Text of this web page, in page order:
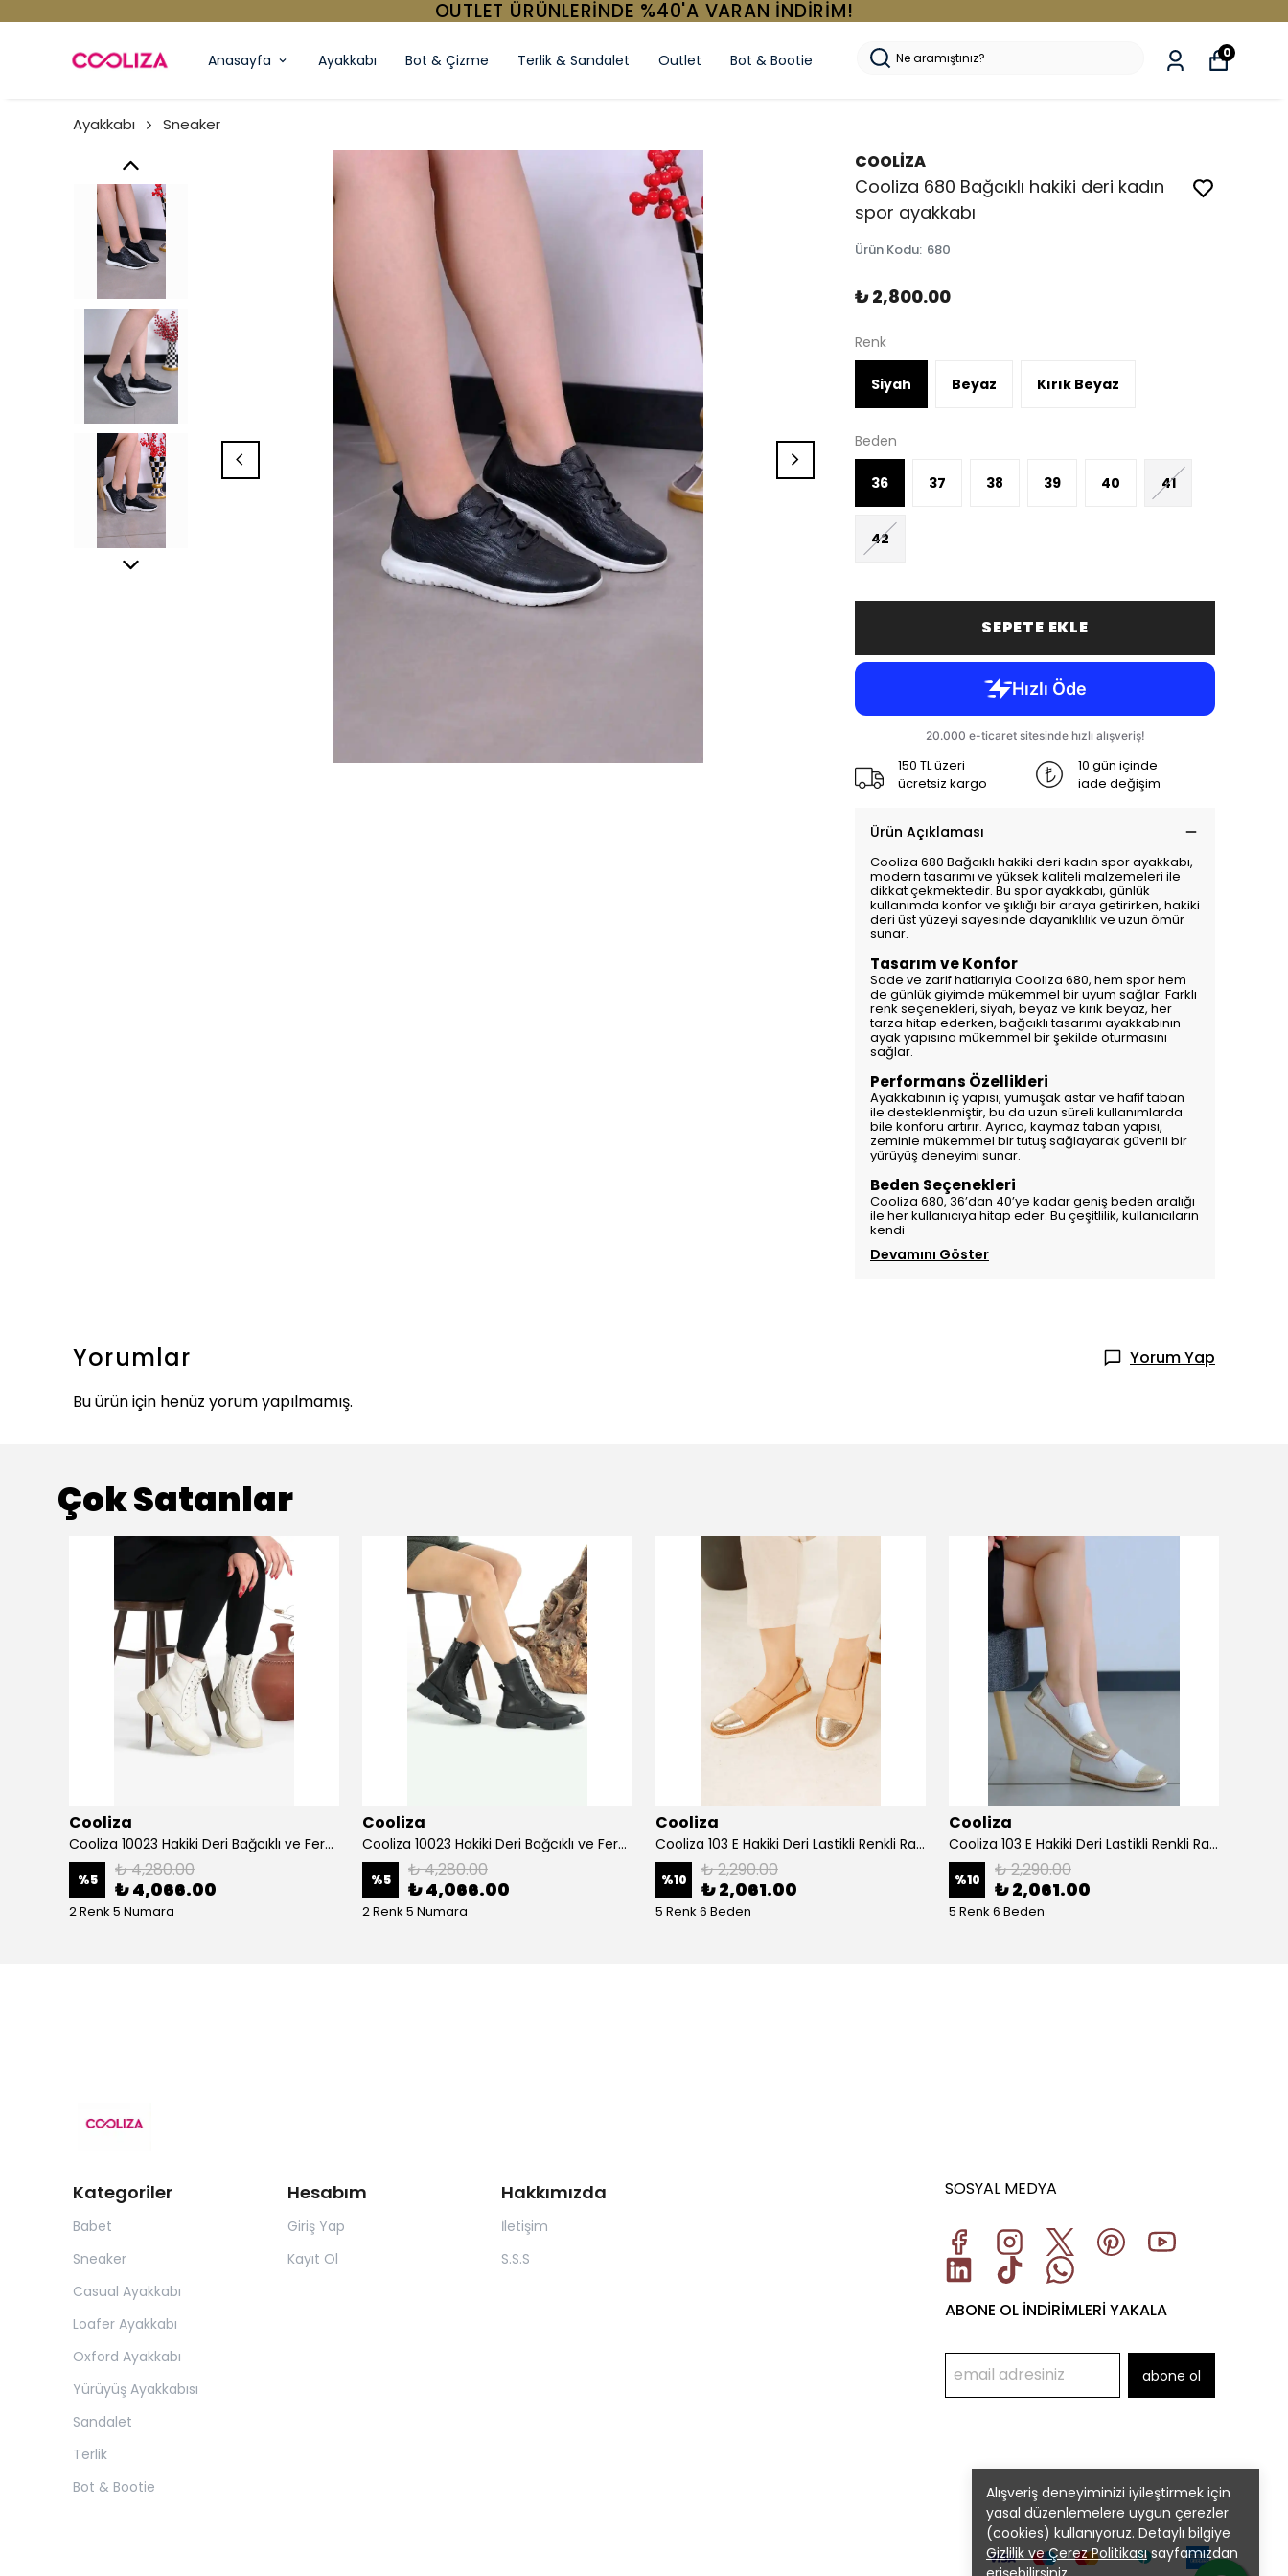
OUTLET ÜRÜNLERİNDE %40'A VARAN İNDİRİM!
Anasayfa Ayakkabı Bot & Çizme Terlik & Sandalet Outlet Bot & Bootie 0
Alışveriş deneyiminizi iyileştirmek için
yasal düzenlemelere uygun çerezler
(cookies) kullanıyoruz. Detaylı bilgiye
Gizlilik ve Çerez Politikasısayfamızdan
Ayakkabı Sneaker
COOLİZA
Cooliza 680 Bağcıklı hakiki deri kadın
spor ayakkabı
Ürün Kodu: 680
₺ 2,800.00
Renk
Siyah Beyaz Kırık Beyaz
Beden
36 37 38 39 40 41
42
SEPETE EKLE
150 TL üzeri
ücretsiz kargo
10 gün içinde
iade değişim
Ürün Açıklaması
Cooliza 680 Bağcıklı hakiki deri kadın spor ayakkabı,
modern tasarımı ve yüksek kaliteli malzemeleri ile
dikkat çekmektedir. Bu spor ayakkabı, günlük
kullanımda konfor ve şıklığı bir araya getirirken, hakiki
deri üst yüzeyi sayesinde dayanıklılık ve uzun ömür
sunar.
Tasarım ve Konfor
Sade ve zarif hatlarıyla Cooliza 680, hem spor hem
de günlük giyimde mükemmel bir uyum sağlar. Farklı
renk seçenekleri, siyah, beyaz ve kırık beyaz, her
tarza hitap ederken, bağcıklı tasarımı ayakkabının
ayak yapısına mükemmel bir şekilde oturmasını
sağlar.
Performans Özellikleri
Ayakkabının iç yapısı, yumuşak astar ve hafif taban
ile desteklenmiştir, bu da uzun süreli kullanımlarda
bile konforu artırır. Ayrıca, kaymaz taban yapısı,
zeminle mükemmel bir tutuş sağlayarak güvenli bir
yürüyüş deneyimi sunar.
Beden Seçenekleri
Cooliza 680, 36’dan 40’ye kadar geniş beden aralığı
ile her kullanıcıya hitap eder. Bu çeşitlilik, kullanıcıların
kendi
Devamını Göster
Yorumlar
Yorum Yap
Bu ürün için henüz yorum yapılmamış.
Çok Satanlar
Cooliza
Cooliza 10023 Hakiki Deri Bağcıklı ve Fermuarlı Rahat Kadın Bot Ayakkabı - Ekru
%5 ₺ 4,280.00
₺ 4,066.00
2 Renk 5 Numara
Cooliza
Cooliza 10023 Hakiki Deri Bağcıklı ve Fermuarlı Rahat Kadın Bot Ayakkabı - Siyah
%5 ₺ 4,280.00
₺ 4,066.00
2 Renk 5 Numara
Cooliza
Cooliza 103 E Hakiki Deri Lastikli Renkli Rahat Kadın Günlük Casual Babet Ayakkabı - Bej-Altın
%10 ₺ 2,290.00
₺ 2,061.00
5 Renk 6 Beden
Cooliza
Cooliza 103 E Hakiki Deri Lastikli Renkli Rahat Kadın Günlük Casual Babet Ayakkabı - Beyaz Altın
%10 ₺ 2,290.00
₺ 2,061.00
5 Renk 6 Beden
Kategoriler
Babet
Sneaker
Casual Ayakkabı
Loafer Ayakkabı
Oxford Ayakkabı
Yürüyüş Ayakkabısı
Sandalet
Terlik
Bot & Bootie
Hesabım
Giriş Yap
Kayıt Ol
Hakkımızda
İletişim
S.S.S
SOSYAL MEDYA
ABONE OL İNDİRİMLERİ YAKALA
abone ol